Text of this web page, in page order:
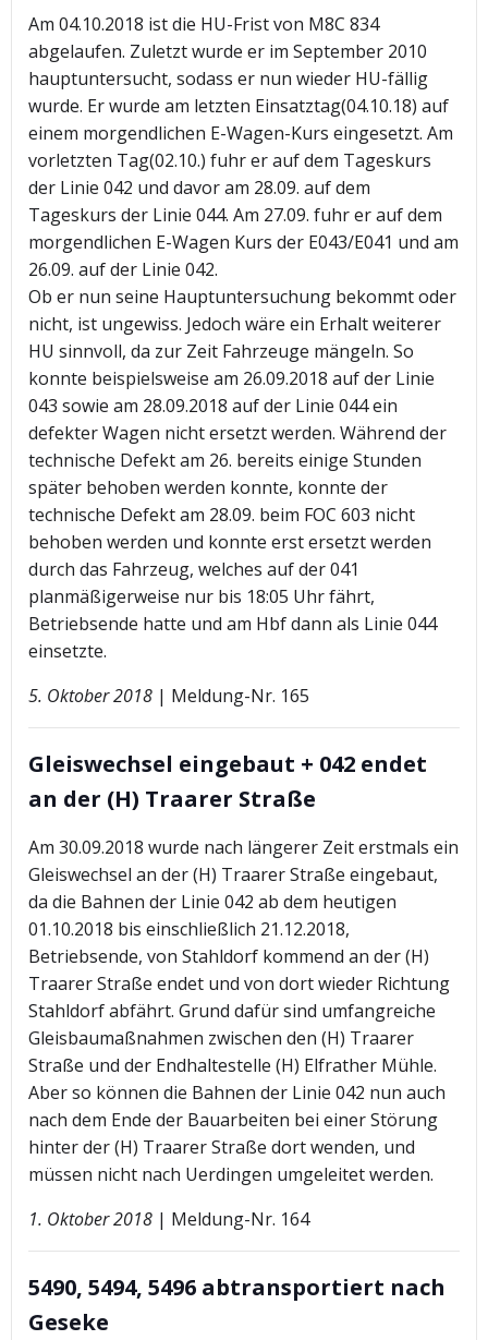
Am 04.10.2018 ist die HU-Frist von M8C 834
abgelaufen. Zuletzt wurde er im September 2010
hauptuntersucht, sodass er nun wieder HU-fällig
wurde. Er wurde am letzten Einsatztag(04.10.18) auf
einem morgendlichen E-Wagen-Kurs eingesetzt. Am
vorletzten Tag(02.10.) fuhr er auf dem Tageskurs
der Linie 042 und davor am 28.09. auf dem
Tageskurs der Linie 044. Am 27.09. fuhr er auf dem
morgendlichen E-Wagen Kurs der E043/E041 und am
26.09. auf der Linie 042.
Ob er nun seine Hauptuntersuchung bekommt oder
nicht, ist ungewiss. Jedoch wäre ein Erhalt weiterer
HU sinnvoll, da zur Zeit Fahrzeuge mängeln. So
konnte beispielsweise am 26.09.2018 auf der Linie
043 sowie am 28.09.2018 auf der Linie 044 ein
defekter Wagen nicht ersetzt werden. Während der
technische Defekt am 26. bereits einige Stunden
später behoben werden konnte, konnte der
technische Defekt am 28.09. beim FOC 603 nicht
behoben werden und konnte erst ersetzt werden
durch das Fahrzeug, welches auf der 041
planmäßigerweise nur bis 18:05 Uhr fährt,
Betriebsende hatte und am Hbf dann als Linie 044
einsetzte.
5. Oktober 2018 | Meldung-Nr. 165
Gleiswechsel eingebaut + 042 endet
an der (H) Traarer Straße
Am 30.09.2018 wurde nach längerer Zeit erstmals ein
Gleiswechsel an der (H) Traarer Straße eingebaut,
da die Bahnen der Linie 042 ab dem heutigen
01.10.2018 bis einschließlich 21.12.2018,
Betriebsende, von Stahldorf kommend an der (H)
Traarer Straße endet und von dort wieder Richtung
Stahldorf abfährt. Grund dafür sind umfangreiche
Gleisbaumaßnahmen zwischen den (H) Traarer
Straße und der Endhaltestelle (H) Elfrather Mühle.
Aber so können die Bahnen der Linie 042 nun auch
nach dem Ende der Bauarbeiten bei einer Störung
hinter der (H) Traarer Straße dort wenden, und
müssen nicht nach Uerdingen umgeleitet werden.
1. Oktober 2018 | Meldung-Nr. 164
5490, 5494, 5496 abtransportiert nach
Geseke